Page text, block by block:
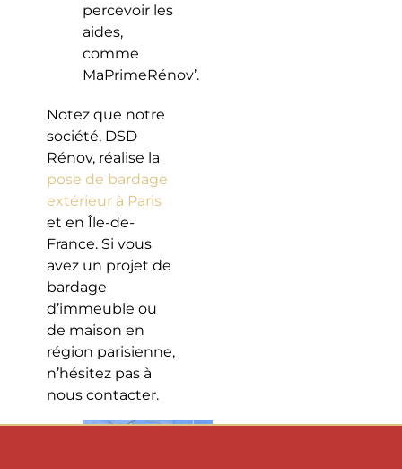
percevoir les
aides,
comme
MaPrimeRénov’.
Notez que notre
société, DSD
Rénov, réalise la
pose de bardage
extérieur à Paris
et en Île-de-
France. Si vous
avez un projet de
bardage
d’immeuble ou
de maison en
région parisienne,
n’hésitez pas à
nous contacter.